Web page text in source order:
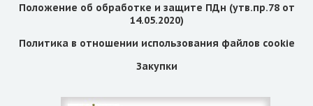
Положение об обработке и защите ПДн (утв.пр.78 от
14.05.2020)
Политика в отношении использования файлов cookie
Закупки